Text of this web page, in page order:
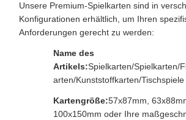
Unsere Premium-Spielkarten sind in
Konfigurationen erhältlich, um Ihren
Anforderungen gerecht zu werden:
Name des
Artikels:Spielkarten/Spielkarten/
arten/Kunststoffkarten/Tischspiele
Kartengröße:57x87mm,
100x150mm oder Ihre